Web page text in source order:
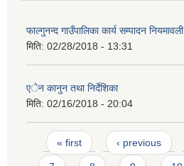
फाल्गुनन्द गाउँपालिका कार्य सम्पादन नियमावली
मिति: 02/28/2018 - 13:31
एेन कानुन तथा निर्देशिका
मिति: 02/16/2018 - 20:04
Pages
« first ‹ previous